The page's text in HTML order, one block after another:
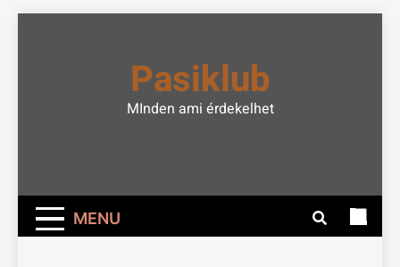
Pasiklub
MInden ami érdekelhet
MENU